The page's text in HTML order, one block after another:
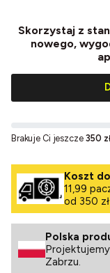
Skorzystaj z
nowego,
Brakuje Ci jeszcze 350
Koszt
11,99
od 350 zł
Polska
Zabrzu.